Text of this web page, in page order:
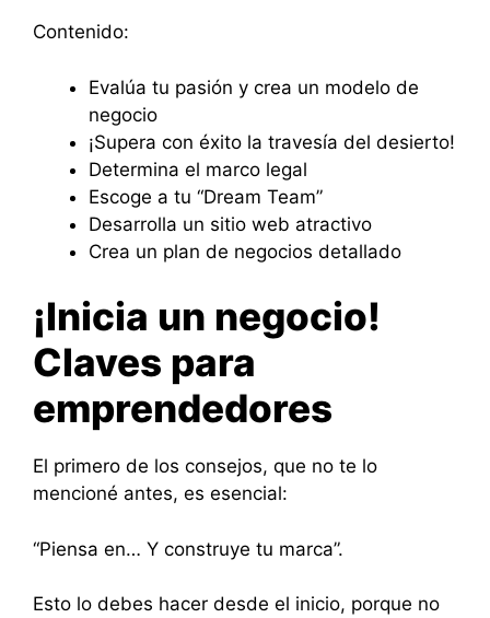
Contenido:
Evalúa tu pasión y crea un modelo de
negocio
¡Supera con éxito la travesía del desierto!
Determina el marco legal
Escoge a tu “Dream Team”
Desarrolla un sitio web atractivo
Crea un plan de negocios detallado
¡Inicia un negocio!
Claves para
emprendedores
El primero de los consejos, que no te lo
mencioné antes, es esencial:
“Piensa en… Y construye tu marca”.
Esto lo debes hacer desde el inicio, porque no